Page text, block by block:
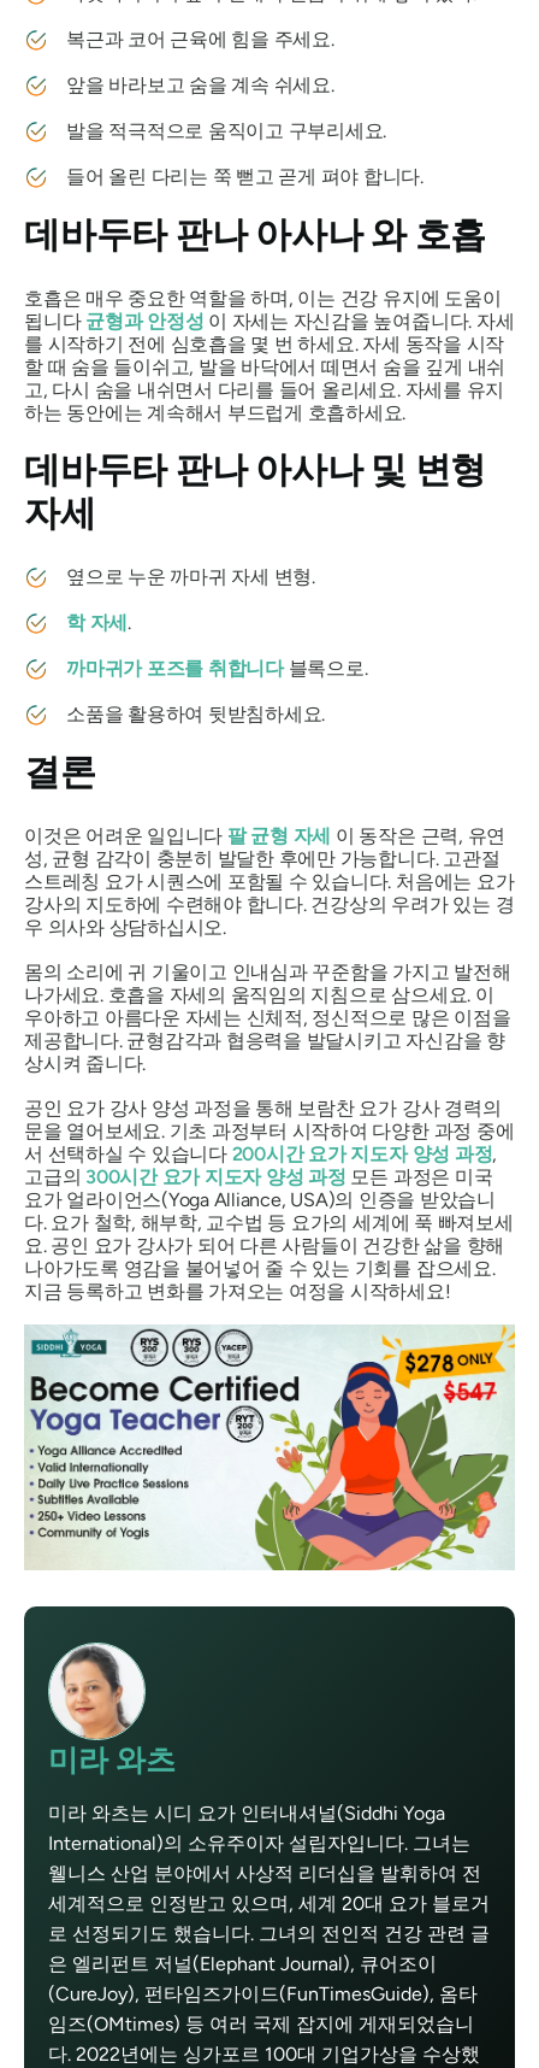
복근과 코어 근육에 힘을 주세요.
앞을 바라보고 숨을 계속 쉬세요.
발을 적극적으로 움직이고 구부리세요.
들어 올린 다리는 쭉 뻗고 곧게 펴야 합니다.
데바두타 판나 아사나와 호흡
호흡은 매우 중요한 역할을 하며, 이는 건강 유지에 도움이
됩니다 균형과 안정성 이 자세는 자신감을 높여줍니다. 자세
를 시작하기 전에 심호흡을 몇 번 하세요. 자세 동작을 시작
할 때 숨을 들이쉬고, 발을 바닥에서 떼면서 숨을 깊게 내쉬
고, 다시 숨을 내쉬면서 다리를 들어 올리세요. 자세를 유지
하는 동안에는 계속해서 부드럽게 호흡하세요.
데바두타 판나 아사나및 변형
자세
옆으로 누운 까마귀 자세 변형.
학 자세.
까마귀가 포즈를 취합니다 블록으로.
소품을 활용하여 뒷받침하세요.
결론
이것은 어려운 일입니다 팔 균형 자세 이 동작은 근력, 유연
성, 균형 감각이 충분히 발달한 후에만 가능합니다. 고관절
스트레칭 요가 시퀀스에 포함될 수 있습니다. 처음에는 요가
강사의 지도하에 수련해야 합니다. 건강상의 우려가 있는 경
우 의사와 상담하십시오.
몸의 소리에 귀 기울이고 인내심과 꾸준함을 가지고 발전해
나가세요. 호흡을 자세의 움직임의 지침으로 삼으세요. 이
우아하고 아름다운 자세는 신체적, 정신적으로 많은 이점을
제공합니다. 균형감각과 협응력을 발달시키고 자신감을 향
상시켜 줍니다.
공인 요가 강사 양성 과정을 통해 보람찬 요가 강사 경력의
문을 열어보세요. 기초 과정부터 시작하여 다양한 과정 중에
서 선택하실 수 있습니다 200시간 요가 지도자 양성 과정,
고급의 300시간 요가 지도자 양성 과정 모든 과정은 미국
요가 얼라이언스(Yoga Alliance, USA)의 인증을 받았습니
다. 요가 철학, 해부학, 교수법 등 요가의 세계에 푹 빠져보세
요. 공인 요가 강사가 되어 다른 사람들이 건강한 삶을 향해
나아가도록 영감을 불어넣어 줄 수 있는 기회를 잡으세요.
지금 등록하고 변화를 가져오는 여정을 시작하세요!
미라 와츠
미라 와츠는 시디 요가 인터내셔널(Siddhi Yoga
International)의 소유주이자 설립자입니다. 그녀는
웰니스 산업 분야에서 사상적 리더십을 발휘하여 전
세계적으로 인정받고 있으며, 세계 20대 요가 블로거
로 선정되기도 했습니다. 그녀의 전인적 건강 관련 글
은 엘리펀트 저널(Elephant Journal), 큐어조이
(CureJoy), 펀타임즈가이드(FunTimesGuide), 옴타
임즈(OMtimes) 등 여러 국제 잡지에 게재되었습니
다. 2022년에는 싱가포르 100대 기업가상을 수상했